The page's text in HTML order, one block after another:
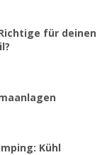
für deinen
Kühl